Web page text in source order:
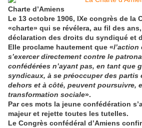
Charte d’Amiens
Le 13 octobre 1906, IXe congrès de la
«charte» qui se révélera, au fil des
déclaration des droits du syndiqué et
Elle proclame hautement que «l’action
s’exercer directement contre le
confédérées n’ayant pas, en tant que
syndicaux, à se préoccuper des partis
dehors et à côté, peuvent poursuivre,
transformation sociale».
Par ces mots la jeune confédération
majeur et rejette toutes les tutelles.
Le Congrès confédéral d’Amiens